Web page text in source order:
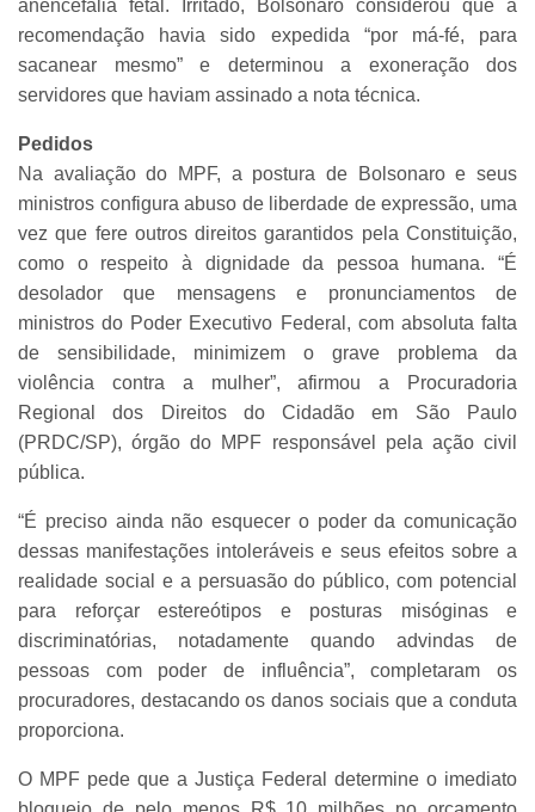
anencefalia fetal. Irritado, Bolsonaro considerou que a
recomendação havia sido expedida “por má-fé, para
sacanear mesmo” e determinou a exoneração dos
servidores que haviam assinado a nota técnica.
Pedidos
Na avaliação do MPF, a postura de Bolsonaro e seus
ministros configura abuso de liberdade de expressão, uma
vez que fere outros direitos garantidos pela Constituição,
como o respeito à dignidade da pessoa humana. “É
desolador que mensagens e pronunciamentos de
ministros do Poder Executivo Federal, com absoluta falta
de sensibilidade, minimizem o grave problema da
violência contra a mulher”, afirmou a Procuradoria
Regional dos Direitos do Cidadão em São Paulo
(PRDC/SP), órgão do MPF responsável pela ação civil
pública.
“É preciso ainda não esquecer o poder da comunicação
dessas manifestações intoleráveis e seus efeitos sobre a
realidade social e a persuasão do público, com potencial
para reforçar estereótipos e posturas misóginas e
discriminatórias, notadamente quando advindas de
pessoas com poder de influência”, completaram os
procuradores, destacando os danos sociais que a conduta
proporciona.
O MPF pede que a Justiça Federal determine o imediato